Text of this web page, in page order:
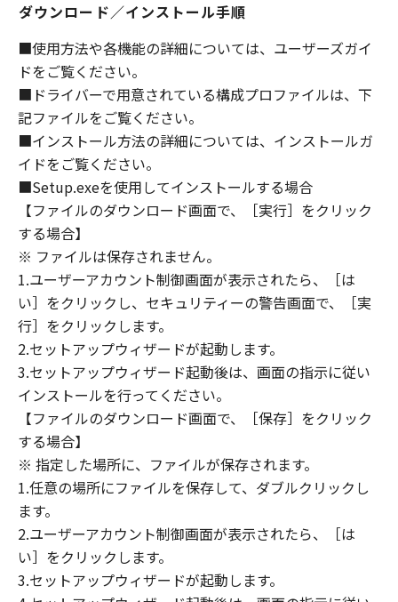
キヤノン、キヤノンの子会社、関係会社、それ
のライセンサーは、お客様による「本ソフトウ
ェア」の使用を支援すること、および「本ソフ
トウェア」に対してアップデート、バグの修正
あるいはサポートを行うことについて、いかな
る責任も負うものではありません。
７．保証の否認・免責
(1) 「本ソフトウェア」は、『現状のまま』の
状態で使用許諾されます。キヤノン、キヤノン
のライセンサー、キヤノンの子会社、キヤノン
の関連会社、それらの販売代理店または販売店
のいずれも、「本ソフトウェア」に関して、商
品性および特定の目的への適合性の保証を含
め、いかなる保証も、明示たると黙示たるとを
問わず一切しないものとします。
(2) キヤノン、キヤノンのライセンサー、キヤノ
ンの子会社、キヤノンの関連会社、それらの販
売代理店または販売店のいずれも、「本ソフト
ウェア」の使用または使用不能から生ずるいか
なる損害（逸失利益およびその他の派生的また
は付随的な損害を含むがこれらに限定されない
認められる限り、一切の責任を負わないものと
します。たとえ、キヤノン、キヤノンのライセ
ンサー、キヤノンの子会社、キヤノンの関連会
社、それらの販売代理店または販売店がかかる
ダウンロード／インストール手順
■使用方法や各機能の詳細については、ユーザーズガイ
ドをご覧ください。
■ドライバーで用意されている構成プロファイルは、下
記ファイルをご覧ください。
■インストール方法の詳細については、インストールガ
イドをご覧ください。
■Setup.exeを使用してインストールする場合
【ファイルのダウンロード画面で、［実行］をクリック
する場合】
※ ファイルは保存されません。
1.ユーザーアカウント制御画面が表示されたら、［は
い］をクリックし、セキュリティーの警告画面で、［実
行］をクリックします。
2.セットアップウィザードが起動します。
3.セットアップウィザード起動後は、画面の指示に従い
インストールを行ってください。
【ファイルのダウンロード画面で、［保存］をクリック
する場合】
※ 指定した場所に、ファイルが保存されます。
1.任意の場所にファイルを保存して、ダブルクリックし
ます。
2.ユーザーアカウント制御画面が表示されたら、［は
い］をクリックします。
3.セットアップウィザードが起動します。